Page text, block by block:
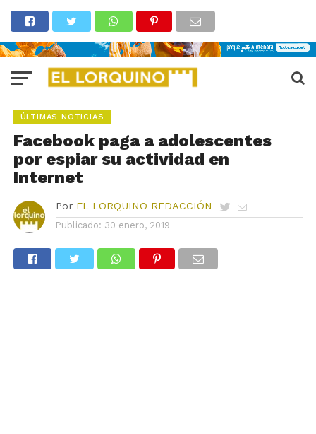
ÚLTIMAS NOTICIAS
Facebook paga a adolescentes
por espiar su actividad en
Internet
Por EL LORQUINO REDACCIÓN
Publicado: 30 enero, 2019